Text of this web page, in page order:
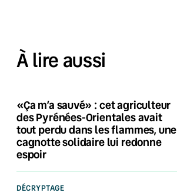
À lire aussi
«Ça m’a sauvé» : cet agriculteur
des Pyrénées-Orientales avait
tout perdu dans les flammes, une
cagnotte solidaire lui redonne
espoir
DÉCRYPTAGE